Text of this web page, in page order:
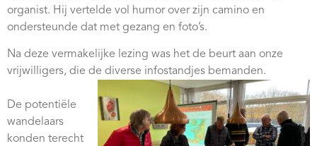
organist. Hij vertelde vol humor over zijn camino en
ondersteunde dat met gezang en foto’s.
Na deze vermakelijke lezing was het de beurt aan onze
vrijwilligers, die de diverse infostandjes bemanden.
De potentiële
wandelaars
konden terecht